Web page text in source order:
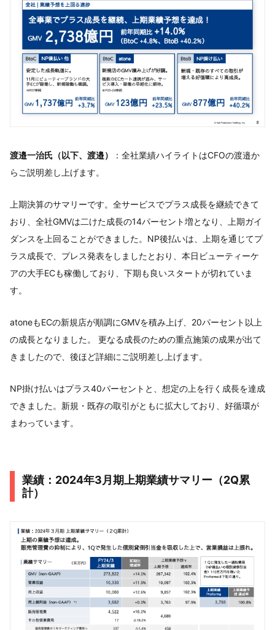
渡邉一治氏（以下、渡邉）
：全社業績ハイライトはCFOの渡邉か
らご説明差し上げます。
上期決算のサマリーです。全サービスでプラス成長を継続できて
おり、全社GMVは二けた成長の14パーセント増となり、上期ガイ
ダンスを上回ることができました。NP後払いは、上期を通じてプ
ラス成長で、プレス発表をしましたとおり、本日ビューティーケ
アの大手ECも稼働しており、下期も良いスタートが切れていま
す。
atoneもECの新規店が順調にGMVを積み上げ、20パーセント以上
の成長となりました。 更なる成長のための重点施策の成果が出て
きましたので、後ほど詳細にご説明差し上げます。
NP掛け払いはプラス40パーセントと、想定の上を行く成長を達成
できました。新規・既存の取引がともに拡大しており、好循環が
まわっています。
業績：2024年3月期上期業績サマリー（2Q累
計）